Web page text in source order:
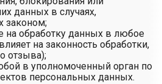
данных в случаях,
законом;
на обработку данных в любое
на законность обработки,
отзыва);
в уполномоченный орган по
персональных данных.